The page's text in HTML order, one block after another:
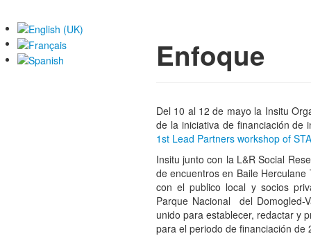
Enfoque
Del 10 al 12 de mayo la Insitu
de la iniciativa de financiación de
1st Lead Partners workshop of
Insitu junto con la L&R Social
de encuentros en Baile
con el publico local y socios
Parque Nacional del Domogled-
unido para establecer, redactar y
para el periodo de financiación de